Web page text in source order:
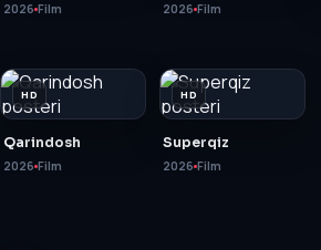
2026 Film 2026 Film
HD
Qarindosh
2026 Film
HD
Superqiz
2026 Film